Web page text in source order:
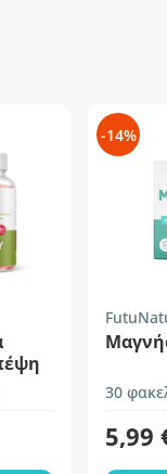
-14%
30
5,99